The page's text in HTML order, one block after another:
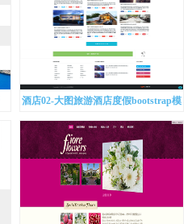
酒店02-大图旅游酒店度假bootstrap模
板